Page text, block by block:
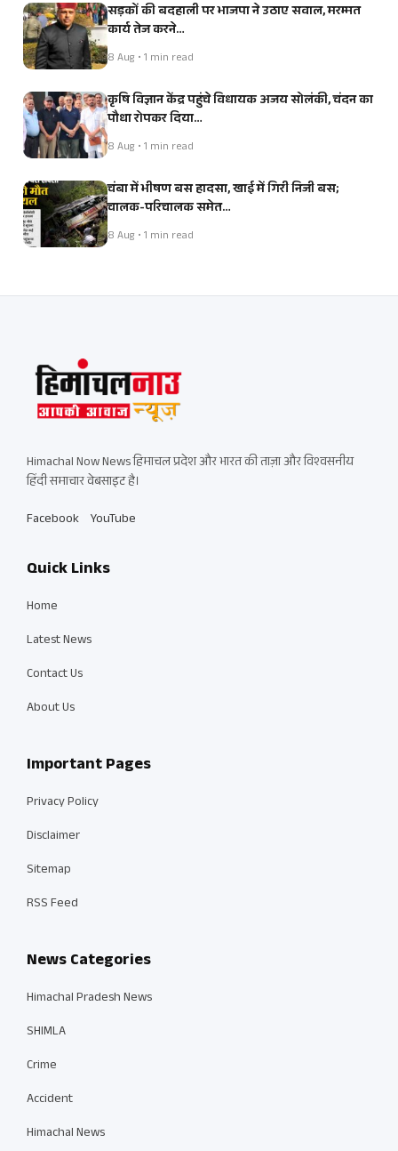
सड़कों की बदहाली पर भाजपा ने उठाए सवाल, मरम्मत
कार्य तेज करने…
8 Aug • 1 min read
कृषि विज्ञान केंद्र पहुंचे विधायक अजय सोलंकी, चंदन का
पौधा रोपकर दिया…
8 Aug • 1 min read
चंबा में भीषण बस हादसा, खाई में गिरी निजी बस;
चालक-परिचालक समेत…
8 Aug • 1 min read
Himachal Now News हिमाचल प्रदेश और भारत की ताज़ा और विश्वसनीय
हिंदी समाचार वेबसाइट है।
Facebook YouTube
Quick Links
Home
Latest News
Contact Us
About Us
Important Pages
Privacy Policy
Disclaimer
Sitemap
RSS Feed
News Categories
Himachal Pradesh News
SHIMLA
Crime
Accident
Himachal News